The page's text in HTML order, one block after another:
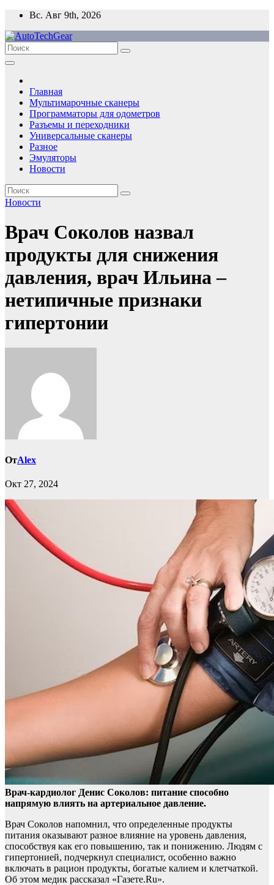
Перейти
содержимому
Вс. Авг 9th, 2026
Главная
Мультимарочные сканеры
Программаторы для одометров
Разъемы и переходники
Универсальные сканеры
Разное
Эмуляторы
Новости
Новости
Врач Соколов назвал
продукты для снижения
давления, врач Ильина –
нетипичные признаки
гипертонии
ОтAlex
Окт 27, 2024
Врач-кардиолог Денис Соколов: питание способно
напрямую влиять на артериальное давление.
Врач Соколов напомнил, что определенные продукты
питания оказывают разное влияние на уровень давления,
способствуя как его повышению, так и понижению. Людям с
гипертонией, подчеркнул специалист, особенно важно
включать в рацион продукты, богатые калием и клетчаткой.
Об этом медик рассказал «Газете.Ru».